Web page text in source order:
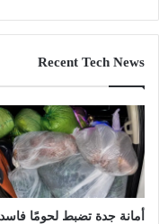
Recent Tech News
أمانة جدة تضبط لحومًا